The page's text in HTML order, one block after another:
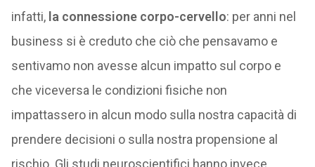
infatti, la connessione corpo-cervello: per anni nel
business si è creduto che ciò che pensavamo e
sentivamo non avesse alcun impatto sul corpo e
che viceversa le condizioni fisiche non
impattassero in alcun modo sulla nostra capacità di
prendere decisioni o sulla nostra propensione al
rischio. Gli studi neuroscientifici hanno invece